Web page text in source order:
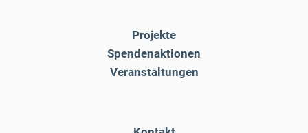
Projekte
Spendenaktionen
Veranstaltungen